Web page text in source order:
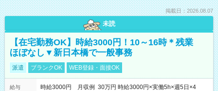
掲載日：2026.08.07
未読
【在宅勤務OK】時給3000円！10～16時＊残業
ほぼなし▼新日本橋で一般事務
派遣 ブランクOK WEB登録・面接OK
給与
時給3000円 月収例 30万円 時給3000円×実働5h×週5日×4